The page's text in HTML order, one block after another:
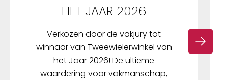
HET JAAR 2026
Verkozen door de vakjury tot
winnaar van Tweewielerwinkel van
het Jaar 2026! De ultieme
waardering voor vakmanschap,